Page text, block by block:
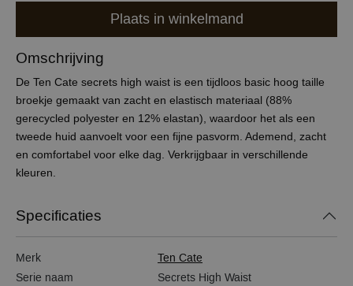
Plaats in winkelmand
Omschrijving
De Ten Cate secrets high waist is een tijdloos basic hoog taille
broekje gemaakt van zacht en elastisch materiaal (88%
gerecycled polyester en 12% elastan), waardoor het als een
tweede huid aanvoelt voor een fijne pasvorm. Ademend, zacht
en comfortabel voor elke dag. Verkrijgbaar in verschillende
kleuren.
Specificaties
Merk
Ten Cate
Serie naam
Secrets High Waist